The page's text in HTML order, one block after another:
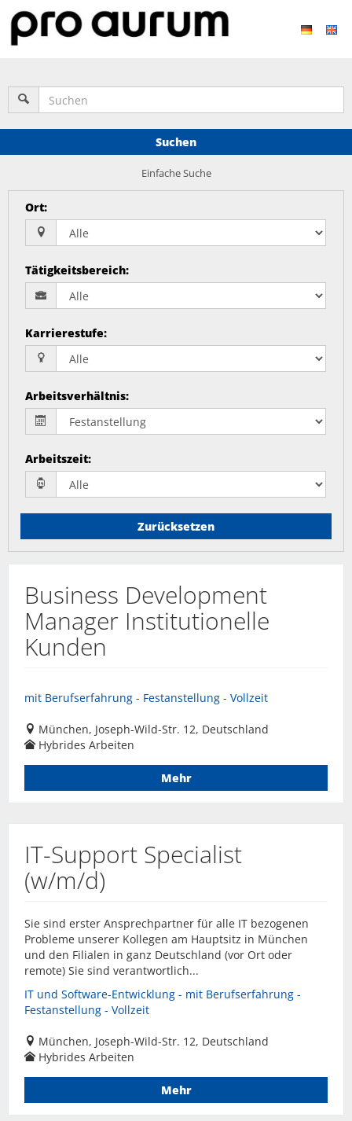
Suchen
Einfache Suche
Ort:
Tätigkeitsbereich:
Karrierestufe:
Arbeitsverhältnis:
Arbeitszeit:
Zurücksetzen
Business Development
Manager Institutionelle
Kunden
mit Berufserfahrung - Festanstellung - Vollzeit
München, Joseph-Wild-Str. 12, Deutschland
Hybrides Arbeiten
Mehr
IT-Support Specialist
(w/m/d)
Sie sind erster Ansprechpartner für alle IT bezogenen
Probleme unserer Kollegen am Hauptsitz in München
und den Filialen in ganz Deutschland (vor Ort oder
remote) Sie sind verantwortlich...
IT und Software-Entwicklung - mit Berufserfahrung -
Festanstellung - Vollzeit
München, Joseph-Wild-Str. 12, Deutschland
Hybrides Arbeiten
Mehr